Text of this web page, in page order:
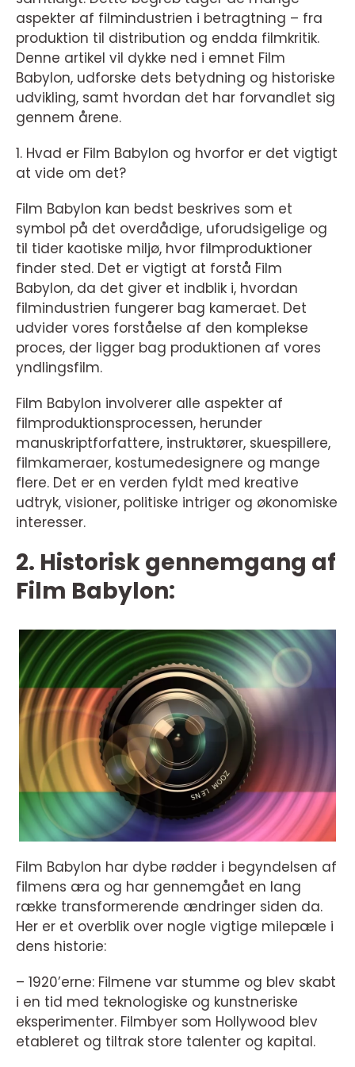
aspekter af filmindustrien i betragtning – fra
produktion til distribution og endda filmkritik.
Denne artikel vil dykke ned i emnet Film
Babylon, udforske dets betydning og historiske
udvikling, samt hvordan det har forvandlet sig
gennem årene.
1. Hvad er Film Babylon og hvorfor er det vigtigt
at vide om det?
Film Babylon kan bedst beskrives som et
symbol på det overdådige, uforudsigelige og
til tider kaotiske miljø, hvor filmproduktioner
finder sted. Det er vigtigt at forstå Film
Babylon, da det giver et indblik i, hvordan
filmindustrien fungerer bag kameraet. Det
udvider vores forståelse af den komplekse
proces, der ligger bag produktionen af vores
yndlingsfilm.
Film Babylon involverer alle aspekter af
filmproduktionsprocessen, herunder
manuskriptforfattere, instruktører, skuespillere,
filmkameraer, kostumedesignere og mange
flere. Det er en verden fyldt med kreative
udtryk, visioner, politiske intriger og økonomiske
interesser.
2. Historisk gennemgang af
Film Babylon:
Film Babylon har dybe rødder i begyndelsen af
filmens æra og har gennemgået en lang
række transformerende ændringer siden da.
Her er et overblik over nogle vigtige milepæle i
dens historie:
– 1920’erne: Filmene var stumme og blev skabt
i en tid med teknologiske og kunstneriske
eksperimenter. Filmbyer som Hollywood blev
etableret og tiltrak store talenter og kapital.